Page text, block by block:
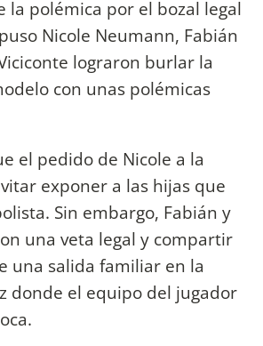
la polémica por el bozal legal
Nicole Neumann, Fabián
lograron burlar la
con unas polémicas
el pedido de Nicole a la
exponer a las hijas que
Sin embargo, Fabián y
una veta legal y compartir
una salida familiar en la
donde el equipo del jugador